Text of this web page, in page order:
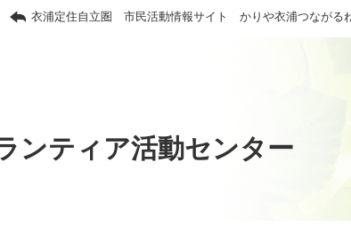
衣浦定住自立圏 市民活動情報サイト かりや衣浦つながる
ンティア活動センター